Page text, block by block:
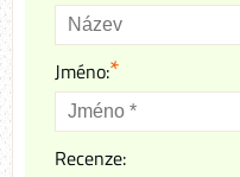
Jméno:*
Recenze: